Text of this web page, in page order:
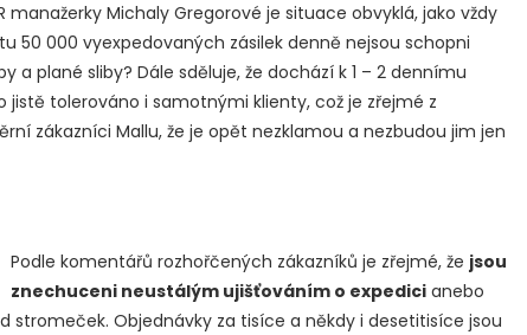
Michaly Gregorové je situace obvyklá, jako vždy
50 000 vyexpedovaných zásilek denně nejsou schopni
plané sliby? Dále sděluje, že dochází k 1 – 2 dennímu
jistě tolerováno i samotnými klienty, což je zřejmé z
zákazníci Mallu, že je opět nezklamou a nezbudou jim jen
Podle komentářů rozhořčených zákazníků je zřejmé, že jsou
znechuceni neustálým ujišťováním o expedici anebo
stromeček. Objednávky za tisíce a někdy i desetitisíce jsou